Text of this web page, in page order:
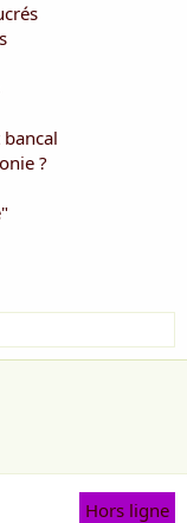
?
Hors ligne